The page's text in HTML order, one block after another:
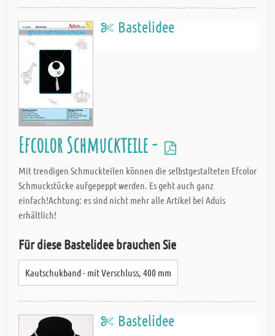
Bastelidee
Efcolor Schmuckteile -
Mit trendigen Schmuckteilen können die selbstgestalteten Efcolor
Schmuckstücke aufgepeppt werden. Es geht auch ganz
einfach!Achtung: es sind nicht mehr alle Artikel bei Aduis
erhältlich!
Für diese Bastelidee brauchen Sie
Kautschukband - mit Verschluss, 400 mm
Bastelidee